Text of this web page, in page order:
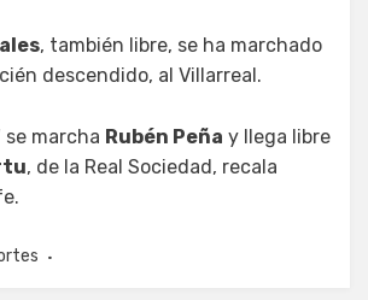
, también libre, se ha marchado
descendido, al Villarreal.
se marcha Rubén Peña y llega libre
, de la Real Sociedad, recala